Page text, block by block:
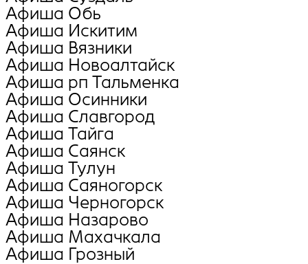
Афиша Обь
Афиша Искитим
Афиша Вязники
Афиша Новоалтайск
Афиша рп Тальменка
Афиша Осинники
Афиша Славгород
Афиша Тайга
Афиша Саянск
Афиша Тулун
Афиша Саяногорск
Афиша Черногорск
Афиша Назарово
Афиша Махачкала
Афиша Грозный